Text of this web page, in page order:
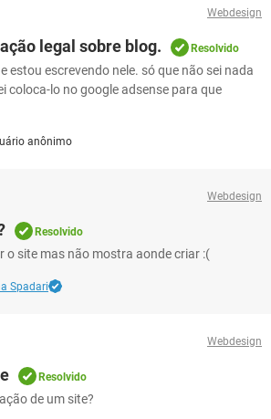
Webdesign
legal sobre blog. Resolvido
estou escrevendo nele. só que não sei nada
coloca-lo no google adsense para que
anônimo
Webdesign
Resolvido
o site mas não mostra aonde criar :(
Spadari
Webdesign
Resolvido
de um site?